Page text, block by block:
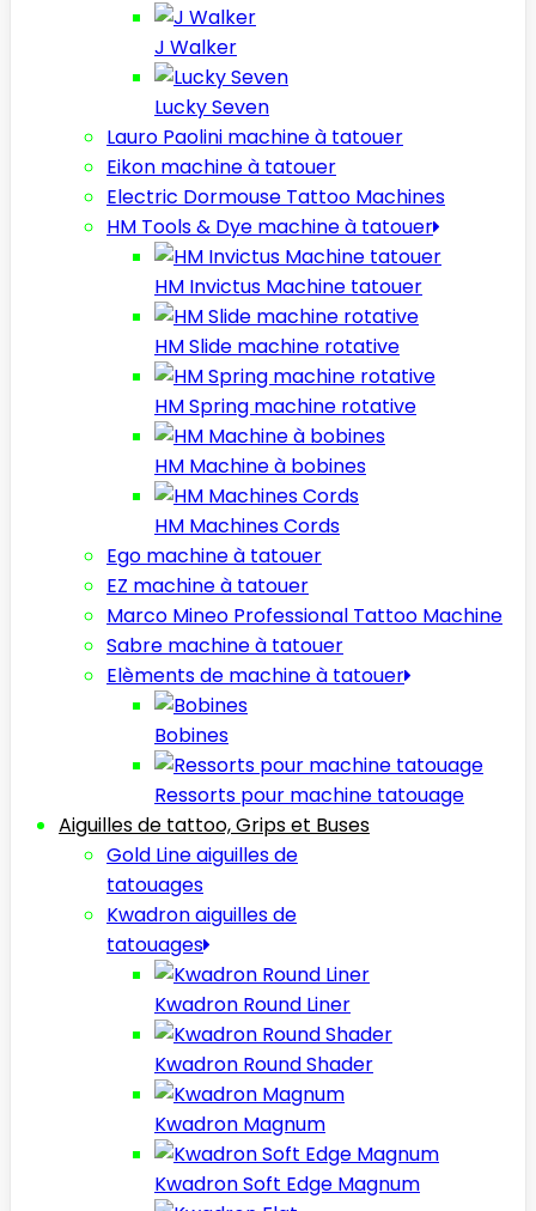
J Walker
Lucky Seven
Lauro Paolini machine à tatouer
Eikon machine à tatouer
Electric Dormouse Tattoo Machines
HM Tools & Dye machine à tatouer
HM Invictus Machine tatouer
HM Slide machine rotative
HM Spring machine rotative
HM Machine à bobines
HM Machines Cords
Ego machine à tatouer
EZ machine à tatouer
Marco Mineo Professional Tattoo Machine
Sabre machine à tatouer
Elèments de machine à tatouer
Bobines
Ressorts pour machine tatouage
Aiguilles de tattoo, Grips et Buses
Gold Line aiguilles de
tatouages
Kwadron aiguilles de
tatouages
Kwadron Round Liner
Kwadron Round Shader
Kwadron Magnum
Kwadron Soft Edge Magnum